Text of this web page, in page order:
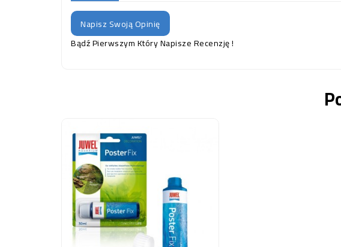
Napisz Swoją Opinię
Bądź Pierwszym Który Napisze Recenzję !